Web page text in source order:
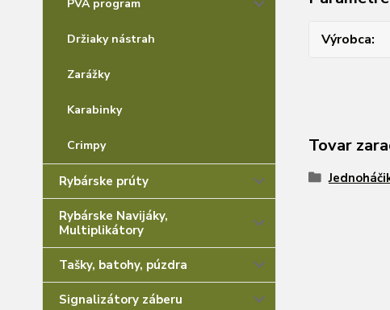
PVA program
Držiaky nástrah
Zarážky
Karabinky
Crimpy
Rybárske prúty
Rybárske Navijáky,
Multiplikátory
Tašky, batohy, púzdra
Signalizátory záberu
Výrobca
Tovar